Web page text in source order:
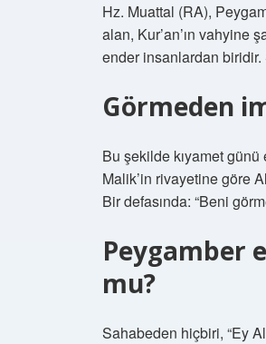
Hz. Muattal (RA),
alan, Kur’an’ın vahyine
ender insanlardan
Görmeden
Bu şekilde kıyamet
Malik’in rivayetine göre
Bir defasında: “Beni
Peygamber
mu?
Sahabeden hiçbiri, “Ey